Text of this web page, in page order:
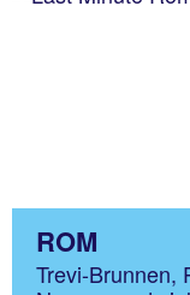
ROM
Trevi-Brunnen,